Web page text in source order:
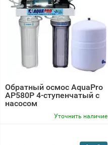
Обратный осмос AquaPro
AP580P 4-ступенчатый с
насосом
Уточнить наличие